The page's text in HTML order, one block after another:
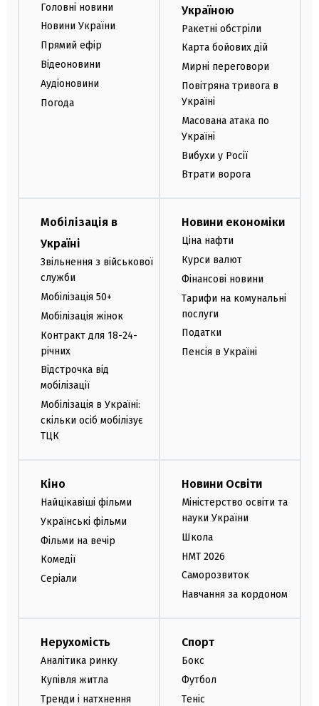
Головні новини
Новини України
Прямий ефір
Відеоновини
Аудіоновини
Погода
Україною
Ракетні обстріли
Карта бойових дій
Мирні переговори
Повітряна тривога в
Україні
Масована атака по
Україні
Вибухи у Росії
Втрати ворога
Мобілізація в
Україні
Звільнення з військової
служби
Мобілізація 50+
Мобілізація жінок
Контракт для 18-24-
річних
Відстрочка від
мобілізації
Мобілізація в Україні:
скільки осіб мобілізує
ТЦК
Новини економіки
Ціна нафти
Курси валют
Фінансові новини
Тарифи на комунальні
послуги
Податки
Пенсія в Україні
Кіно
Найцікавіші фільми
Українські фільми
Фільми на вечір
Комедії
Серіали
Новини Освіти
Міністерство освіти та
науки України
Школа
НМТ 2026
Саморозвиток
Навчання за кордоном
Нерухомість
Аналітика ринку
Купівля житла
Тренди і натхнення
Спорт
Бокс
Футбол
Теніс